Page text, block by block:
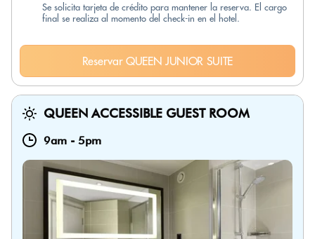
Se solicita tarjeta de crédito para mantener la reserva. El cargo
final se realiza al momento del check-in en el hotel.
Reservar QUEEN JUNIOR SUITE
QUEEN ACCESSIBLE GUEST ROOM
9am - 5pm